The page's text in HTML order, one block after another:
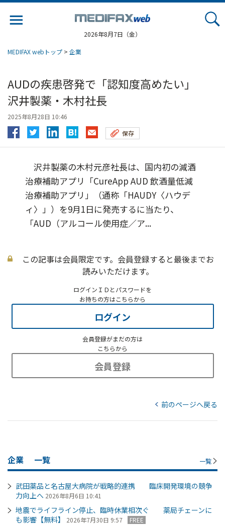
2026年8月7日（金）
MEDIFAX webトップ > 企業
AUDの疾患啓発で「認知度高めたい」
沢井製薬・木村社長
2025年8月28日 10:46
保存
沢井製薬の木村元彦社長は、国内初の減酒
治療補助アプリ「CureApp AUD 飲酒量低減
治療補助アプリ」（通称「HAUDY〈ハウデ
ィ〉」）を9月1日に発売するに当たり、
「AUD（アルコール使用症／ア...
この記事は会員限定です。会員登録すると最後までお
読みいただけます。
ログインＩＤとパスワードを
お持ちの方はこちらから
ログイン
会員登録がまだの方は
こちらから
会員登録
前のページへ戻る
企業 一覧 一覧
武田薬品と名古屋大病院が戦略的連携 臨床開発環境の競争
力向上へ 2026年8月6日 10:41
地震でライフライン停止、臨時休業相次ぐ 薬局チェーンに
も影響【無料】
2026年7月30日 9:57 FREE